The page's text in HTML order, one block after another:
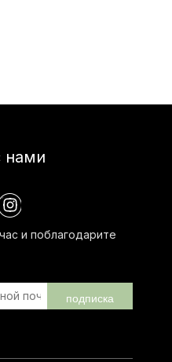
нами
и поблагодарите
подписка